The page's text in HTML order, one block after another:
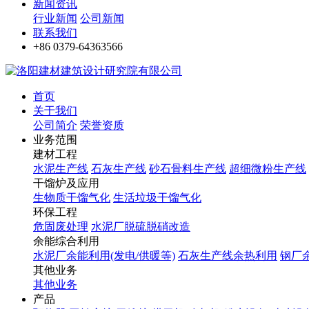
新闻资讯
行业新闻 公司新闻
联系我们
+86 0379-64363566
首页
关于我们
公司简介 荣誉资质
业务范围
建材工程
水泥生产线 石灰生产线 砂石骨料生产线 超细微粉生产线
干馏炉及应用
生物质干馏气化 生活垃圾干馏气化
环保工程
危固废处理 水泥厂脱硫脱硝改造
余能综合利用
水泥厂余能利用(发电/供暖等) 石灰生产线余热利用 钢厂
其他业务
其他业务
产品